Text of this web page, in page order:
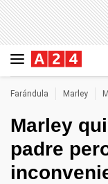
Farándula Marley
Marley
padre